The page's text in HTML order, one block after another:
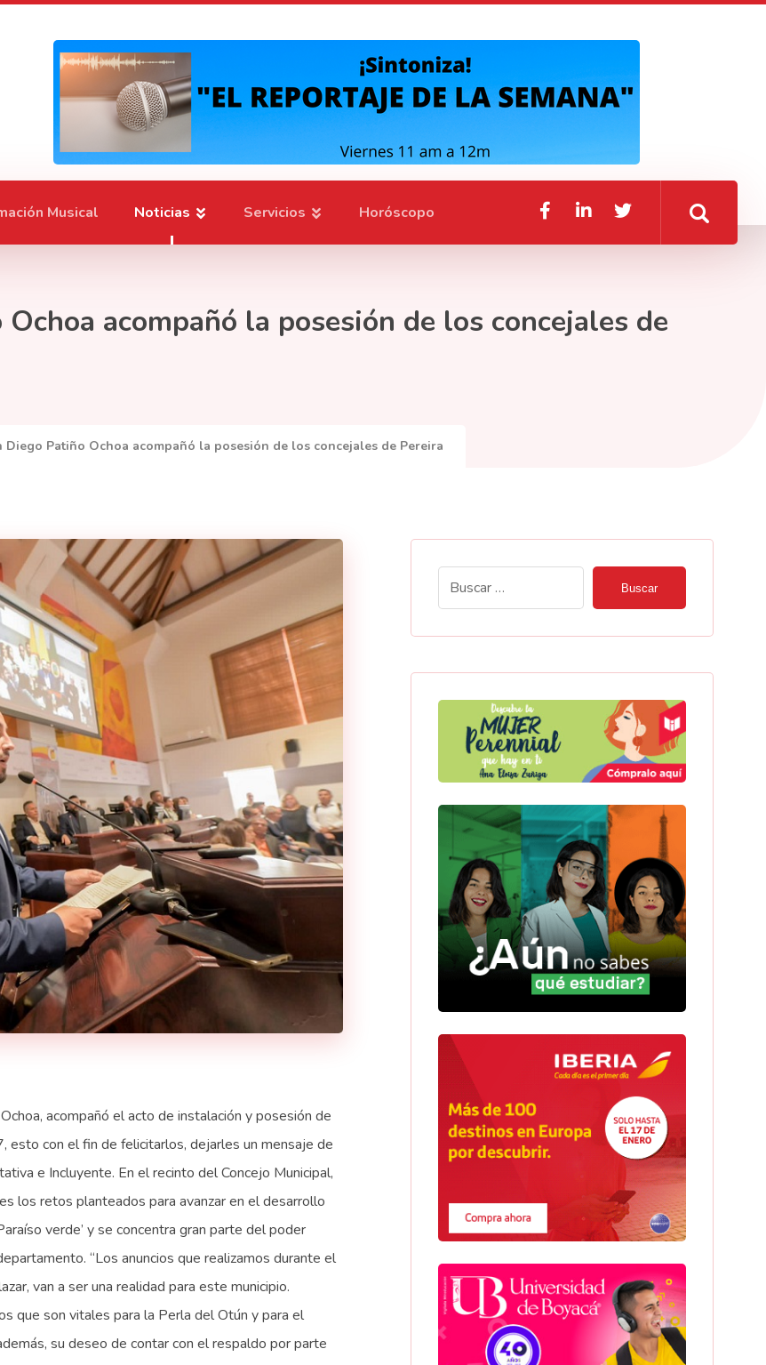
Musical Noticias Servicios Horóscopo
acompañó la posesión de los concejales de
Diego Patiño Ochoa acompañó la posesión de los concejales de Pereira
acompañó el acto de instalación y posesión de
con el fin de felicitarlos, dejarles un mensaje de
e Incluyente. En el recinto del Concejo Municipal,
los retos planteados para avanzar en el desarrollo
verde’ y se concentra gran parte del poder
“Los anuncios que realizamos durante el
van a ser una realidad para este municipio.
que son vitales para la Perla del Otún y para el
su deseo de contar con el respaldo por parte
Buscar